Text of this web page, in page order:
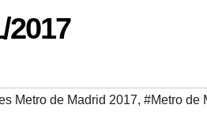
2017
Metro de Madrid 2017, #Metro de